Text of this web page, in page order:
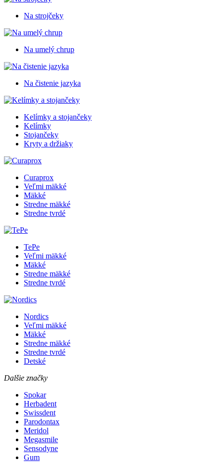
Na strojčeky
Na umelý chrup
Na čistenie jazyka
Kelímky a stojančeky
Kelímky
Stojančeky
Kryty a držiaky
Curaprox
Veľmi mäkké
Mäkké
Stredne mäkké
Stredne tvrdé
TePe
Veľmi mäkké
Mäkké
Stredne mäkké
Stredne tvrdé
Nordics
Veľmi mäkké
Mäkké
Stredne mäkké
Stredne tvrdé
Detské
Dalšie značky
Spokar
Herbadent
Swissdent
Parodontax
Meridol
Megasmile
Sensodyne
Gum